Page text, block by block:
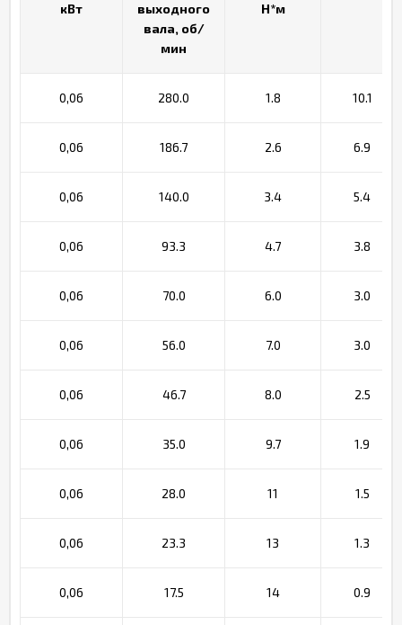
кВт
выходного
вала, об/
мин
Н*м
0,06 280.0 1.8 10.1
0,06 186.7 2.6 6.9
0,06 140.0 3.4 5.4
0,06 93.3 4.7 3.8
0,06 70.0 6.0 3.0
0,06 56.0 7.0 3.0
0,06 46.7 8.0 2.5
0,06 35.0 9.7 1.9
0,06 28.0 11 1.5
0,06 23.3 13 1.3
0,06 17.5 14 0.9
кВт
выходного
вала, об/
мин
Н*м